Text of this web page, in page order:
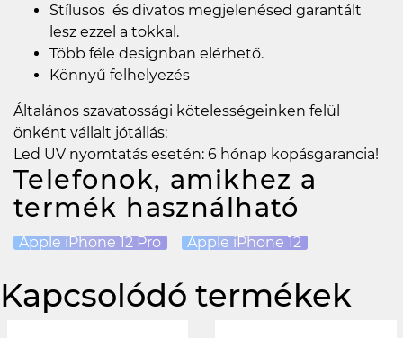
Stílusos és divatos megjelenésed garantált
lesz ezzel a tokkal.
Több féle designban elérhető.
Könnyű felhelyezés
Általános szavatossági kötelességeinken felül
önként vállalt jótállás:
Led UV nyomtatás esetén: 6 hónap kopásgarancia!
Telefonok, amikhez a
termék használható
Apple iPhone 12 Pro Apple iPhone 12
Kapcsolódó termékek